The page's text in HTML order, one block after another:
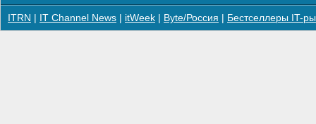
ITRN IT Channel News itWeek Byte/Россия Бестселлеры IT-